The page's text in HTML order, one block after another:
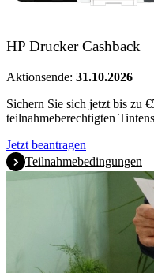
HP Drucker Cashback
Aktionsende: 31.10.2026
Sichern Sie sich jetzt bis zu
teilnahmeberechtigten
Jetzt beantragen
Teilnahmebedingungen